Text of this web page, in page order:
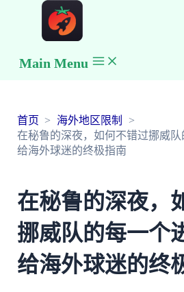
Main Menu
首页
海外地区限制
在秘鲁的深夜，如何不错过挪威
给海外球迷的终极指南
在秘鲁的深夜，
挪威队的每一个
给海外球迷的终